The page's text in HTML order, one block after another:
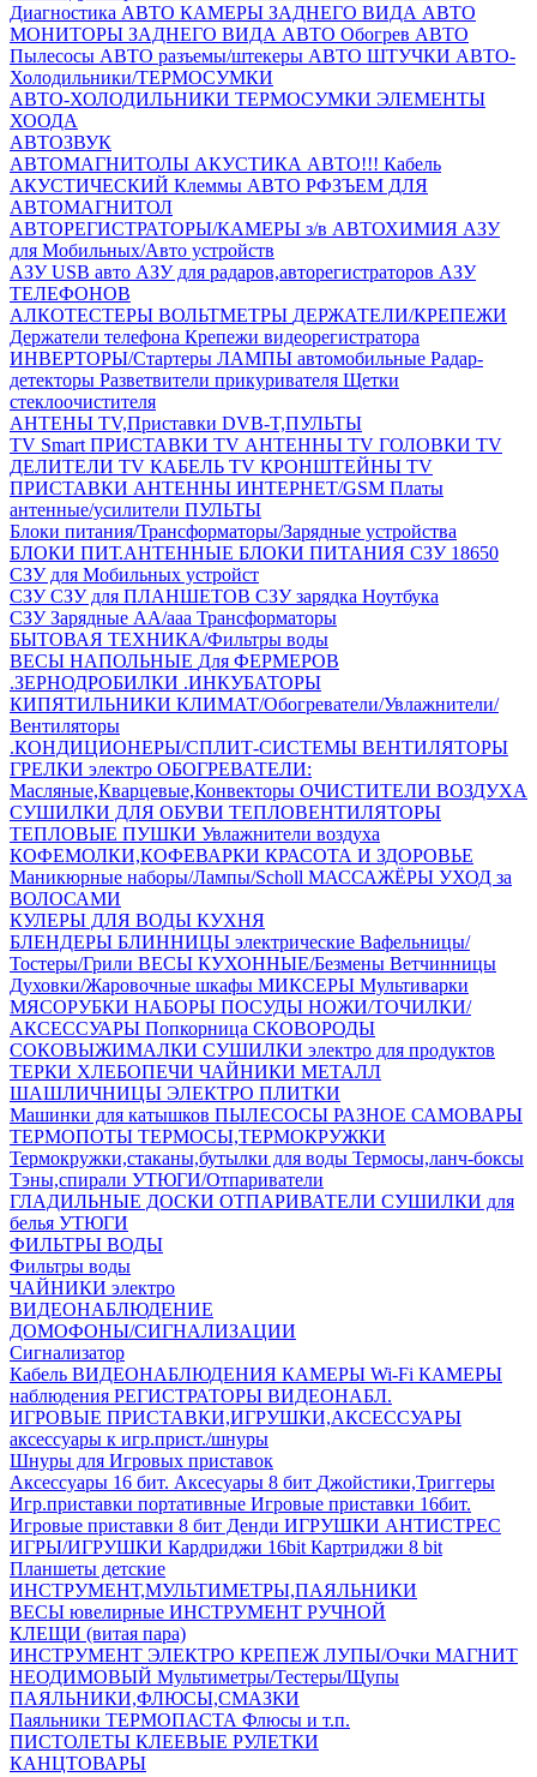
Диагностика АВТО КАМЕРЫ ЗАДНЕГО ВИДА АВТО
МОНИТОРЫ ЗАДНЕГО ВИДА АВТО Обогрев АВТО
Пылесосы АВТО разъемы/штекеры АВТО ШТУЧКИ АВТО-
Холодильники/ТЕРМОСУМКИ
АВТО-ХОЛОДИЛЬНИКИ ТЕРМОСУМКИ ЭЛЕМЕНТЫ
ХООДА
АВТОЗВУК
АВТОМАГНИТОЛЫ АКУСТИКА АВТО!!! Кабель
АКУСТИЧЕСКИЙ Клеммы АВТО РФЗЪЕМ ДЛЯ
АВТОМАГНИТОЛ
АВТОРЕГИСТРАТОРЫ/КАМЕРЫ з/в АВТОХИМИЯ АЗУ
для Мобильных/Авто устройств
АЗУ USB авто АЗУ для радаров,авторегистраторов АЗУ
ТЕЛЕФОНОВ
АЛКОТЕСТЕРЫ ВОЛЬТМЕТРЫ ДЕРЖАТЕЛИ/КРЕПЕЖИ
Держатели телефона Крепежи видеорегистратора
ИНВЕРТОРЫ/Стартеры ЛАМПЫ автомобильные Радар-
детекторы Разветвители прикуривателя Щетки
стеклоочистителя
АНТЕНЫ ТV,Приставки DVB-T,ПУЛЬТЫ
TV Smart ПРИСТАВКИ TV АНТЕННЫ TV ГОЛОВКИ TV
ДЕЛИТЕЛИ TV КАБЕЛЬ TV КРОНШТЕЙНЫ TV
ПРИСТАВКИ АНТЕННЫ ИНТЕРНЕТ/GSM Платы
антенные/усилители ПУЛЬТЫ
Блоки питания/Трансформаторы/Зарядные устройства
БЛОКИ ПИТ.АНТЕННЫЕ БЛОКИ ПИТАНИЯ СЗУ 18650
СЗУ для Мобильных устройст
СЗУСЗУ для ПЛАНШЕТОВ СЗУ зарядка Ноутбука
СЗУ Зарядные АА/ааа Трансформаторы
БЫТОВАЯ ТЕХНИКА/Фильтры воды
ВЕСЫ НАПОЛЬНЫЕ Для ФЕРМЕРОВ
.ЗЕРНОДРОБИЛКИ .ИНКУБАТОРЫ
КИПЯТИЛЬНИКИ КЛИМАТ/Обогреватели/Увлажнители/
Вентиляторы
.КОНДИЦИОНЕРЫ/СПЛИТ-СИСТЕМЫ ВЕНТИЛЯТОРЫ
ГРЕЛКИ электро ОБОГРЕВАТЕЛИ:
Масляные,Кварцевые,Конвекторы ОЧИСТИТЕЛИ ВОЗДУХА
СУШИЛКИ ДЛЯ ОБУВИ ТЕПЛОВЕНТИЛЯТОРЫ
ТЕПЛОВЫЕ ПУШКИ Увлажнители воздуха
КОФЕМОЛКИ,КОФЕВАРКИ КРАСОТА И ЗДОРОВЬЕ
Маникюрные наборы/Лампы/Scholl МАССАЖЁРЫ УХОД за
ВОЛОСАМИ
КУЛЕРЫ ДЛЯ ВОДЫ КУХНЯ
БЛЕНДЕРЫ БЛИННИЦЫ электрические Вафельницы/
Тостеры/Грили ВЕСЫ КУХОННЫЕ/Безмены Ветчинницы
Духовки/Жаровочные шкафы МИКСЕРЫ Мультиварки
МЯСОРУБКИ НАБОРЫ ПОСУДЫ НОЖИ/ТОЧИЛКИ/
АКСЕССУАРЫ Попкорница СКОВОРОДЫ
СОКОВЫЖИМАЛКИ СУШИЛКИ электро для продуктов
ТЕРКИ ХЛЕБОПЕЧИ ЧАЙНИКИ МЕТАЛЛ
ШАШЛИЧНИЦЫ ЭЛЕКТРО ПЛИТКИ
Машинки для катышков ПЫЛЕСОСЫ РАЗНОЕ САМОВАРЫ
ТЕРМОПОТЫ ТЕРМОСЫ,ТЕРМОКРУЖКИ
Термокружки,стаканы,бутылки для воды Термосы,ланч-боксы
Тэны,спирали УТЮГИ/Отпариватели
ГЛАДИЛЬНЫЕ ДОСКИ ОТПАРИВАТЕЛИ СУШИЛКИ для
белья УТЮГИ
ФИЛЬТРЫ ВОДЫ
Фильтры воды
ЧАЙНИКИ электро
ВИДЕОНАБЛЮДЕНИЕ
ДОМОФОНЫ/СИГНАЛИЗАЦИИ
Сигнализатор
Кабель ВИДЕОНАБЛЮДЕНИЯ КАМЕРЫ Wi-Fi КАМЕРЫ
наблюдения РЕГИСТРАТОРЫ ВИДЕОНАБЛ.
ИГРОВЫЕ ПРИСТАВКИ,ИГРУШКИ,АКСЕССУАРЫ
аксесcуары к игр.прист./шнуры
Шнуры для Игровых приставок
Аксессуары 16 бит. Аксесуары 8 бит Джойстики,Триггеры
Игр.приставки портативные Игровые приставки 16бит.
Игровые приставки 8 бит Денди ИГРУШКИ АНТИСТРЕС
ИГРЫ/ИГРУШКИ Кардриджи 16bit Картриджи 8 bit
Планшеты детские
ИНСТРУМЕНТ,МУЛЬТИМЕТРЫ,ПАЯЛЬНИКИ
ВЕСЫ ювелирные ИНСТРУМЕНТ РУЧНОЙ
КЛЕЩИ (витая пара)
ИНСТРУМЕНТ ЭЛЕКТРО КРЕПЕЖ ЛУПЫ/Очки МАГНИТ
НЕОДИМОВЫЙ Мультиметры/Тестеры/Щупы
ПАЯЛЬНИКИ,ФЛЮСЫ,СМАЗКИ
Паяльники ТЕРМОПАСТА Флюсы и т.п.
ПИСТОЛЕТЫ КЛЕЕВЫЕ РУЛЕТКИ
КАНЦТОВАРЫ